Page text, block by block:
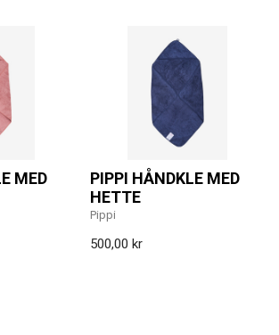
MED
PIPPI HÅNDKLE MED
HETTE
Pippi
500,00 kr